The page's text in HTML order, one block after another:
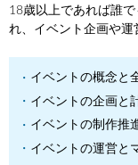
18歳以上であれば誰
れ、イベント企画や運
イベントの概念と
イベントの企画と
イベントの制作推
イベントの運営と